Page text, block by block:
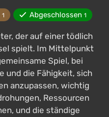
1 Abgeschlossen 1
der auf einer tödlich
spielt. Im Mittelpunkt
Spiel, bei
und die Fähigkeit, sich
anzupassen, wichtig
Ressourcen
und die ständige